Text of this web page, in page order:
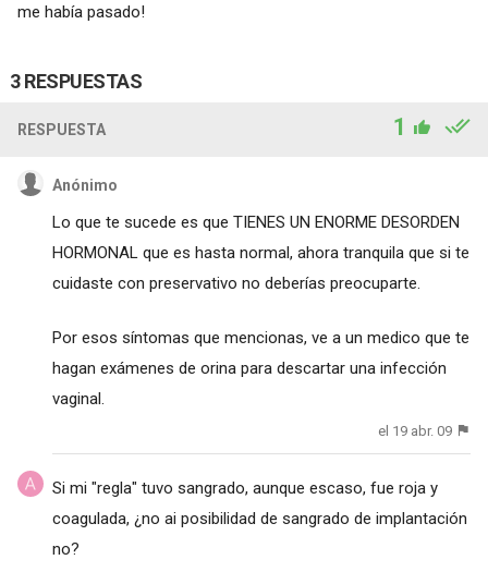
me había pasado!
3 RESPUESTAS
RESPUESTA 1
Anónimo
Lo que te sucede es que TIENES UN ENORME DESORDEN
HORMONAL que es hasta normal, ahora tranquila que si te
cuidaste con preservativo no deberías preocuparte.
Por esos síntomas que mencionas, ve a un medico que te
hagan exámenes de orina para descartar una infección
vaginal.
el 19 abr. 09
Si mi "regla" tuvo sangrado, aunque escaso, fue roja y
coagulada, ¿no ai posibilidad de sangrado de implantación
no?